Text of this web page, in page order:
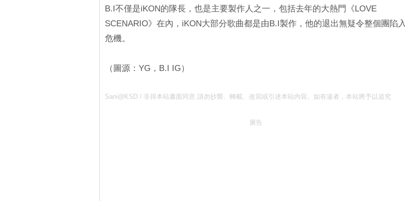
B.I不僅是iKON的隊長，也是主要製作人之一，包括去年的大熱門《LOVE
SCENARIO》在內，iKON大部分歌曲都是由B.I製作，他的退出無疑令整個團陷入
危機。
（圖源：YG，B.I IG）
Sani@KSD / 非得本站書面同意 請勿抄襲、轉載、改寫或引述本站內容。如有違者，本站將予以追究
廣告